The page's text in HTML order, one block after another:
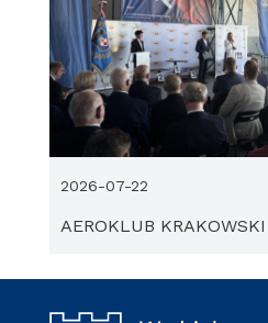
AEROKLUB
2026-07-22